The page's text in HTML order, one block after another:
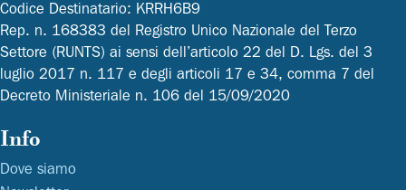
Codice Destinatario: KRRH6B9
Rep. n. 168383 del Registro Unico Nazionale del Terzo
Settore (RUNTS) ai sensi dell’articolo 22 del D. Lgs. del 3
luglio 2017 n. 117 e degli articoli 17 e 34, comma 7 del
Decreto Ministeriale n. 106 del 15/09/2020
Info
Dove siamo